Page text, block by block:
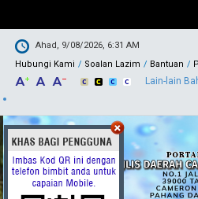
Ahad, 9/08/2026, 6:31 AM
Hubungi Kami
Soalan Lazim Bantuan
Lain-lain